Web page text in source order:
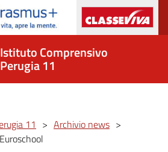
Istituto Comprensivo
Perugia 11
11 > Archivio news >